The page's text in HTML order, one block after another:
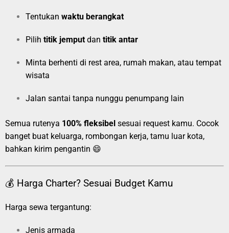
Tentukan waktu berangkat
Pilih titik jemput dan titik antar
Minta berhenti di rest area, rumah makan, atau tempat
wisata
Jalan santai tanpa nunggu penumpang lain
Semua rutenya 100% fleksibel sesuai request kamu. Cocok
banget buat keluarga, rombongan kerja, tamu luar kota,
bahkan kirim pengantin 😄
💰 Harga Charter? Sesuai Budget Kamu
Harga sewa tergantung:
Jenis armada